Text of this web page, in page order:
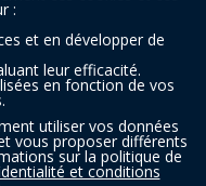
:
et en développer de
leur efficacité.
en fonction de vos
utiliser vos données
vous proposer différents
sur la politique de
et conditions
‐ Tous droits réservés | JDC